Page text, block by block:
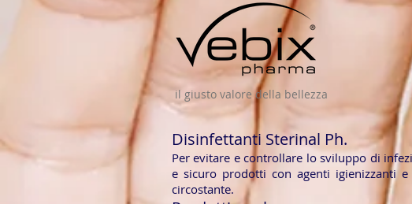
il giusto valore della bellezza
Disinfettanti Sterinal Ph.
Per evitare e controllare lo sviluppo di
e sicuro prodotti con agenti igienizzanti
circostante.